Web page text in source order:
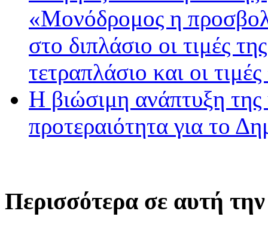
«Μονόδρομος η
στο διπλάσιο οι τιμές
τετραπλάσιο και οι
Η βιώσιμη ανάπτυξη της
προτεραιότητα για το
Περισσότερα σε αυτή